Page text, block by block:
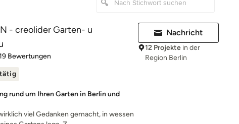
- creolider Garten- u
4.8 von 5 Sternen
Bewertungen
rund um Ihren Garten in Berlin und
viel Gedanken gemacht, in wessen
Nachricht
12 Projekte in der
Region Berlin